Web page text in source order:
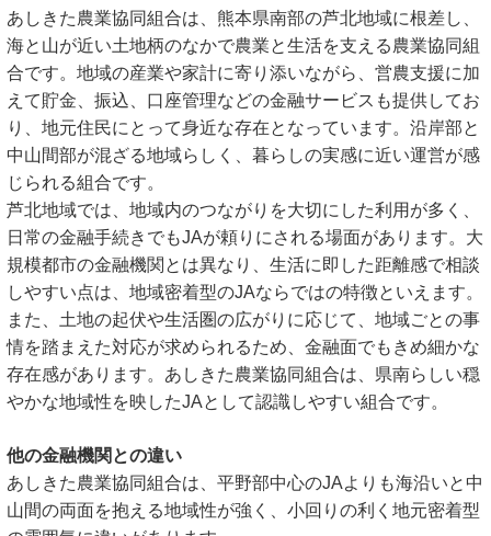
あしきた農業協同組合は、熊本県南部の芦北地域に根差し、
海と山が近い土地柄のなかで農業と生活を支える農業協同組
合です。地域の産業や家計に寄り添いながら、営農支援に加
えて貯金、振込、口座管理などの金融サービスも提供してお
り、地元住民にとって身近な存在となっています。沿岸部と
中山間部が混ざる地域らしく、暮らしの実感に近い運営が感
じられる組合です。
芦北地域では、地域内のつながりを大切にした利用が多く、
日常の金融手続きでもJAが頼りにされる場面があります。大
規模都市の金融機関とは異なり、生活に即した距離感で相談
しやすい点は、地域密着型のJAならではの特徴といえます。
また、土地の起伏や生活圏の広がりに応じて、地域ごとの事
情を踏まえた対応が求められるため、金融面でもきめ細かな
存在感があります。あしきた農業協同組合は、県南らしい穏
やかな地域性を映したJAとして認識しやすい組合です。
他の金融機関との違い
あしきた農業協同組合は、平野部中心のJAよりも海沿いと中
山間の両面を抱える地域性が強く、小回りの利く地元密着型